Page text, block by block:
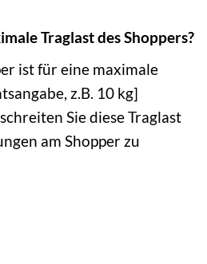
Traglast des Shoppers?
ist für eine maximale
z.B. 10 kg]
Sie diese Traglast
am Shopper zu